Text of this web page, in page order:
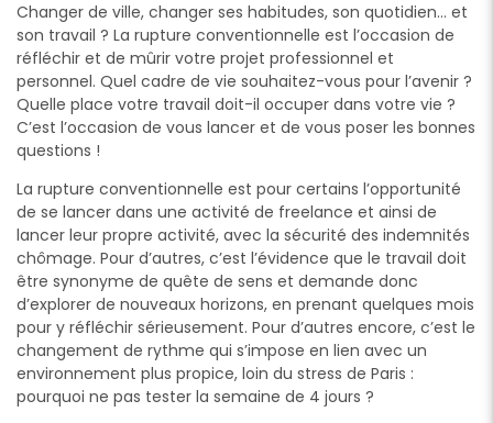
Changer de ville, changer ses habitudes, son quotidien… et
son travail ? La rupture conventionnelle est l’occasion de
réfléchir et de mûrir votre projet professionnel et
personnel. Quel cadre de vie souhaitez-vous pour l’avenir ?
Quelle place votre travail doit-il occuper dans votre vie ?
C’est l’occasion de vous lancer et de vous poser les bonnes
questions !
La rupture conventionnelle est pour certains l’opportunité
de se lancer dans une activité de freelance et ainsi de
lancer leur propre activité, avec la sécurité des indemnités
chômage. Pour d’autres, c’est l’évidence que le travail doit
être synonyme de quête de sens et demande donc
d’explorer de nouveaux horizons, en prenant quelques mois
pour y réfléchir sérieusement. Pour d’autres encore, c’est le
changement de rythme qui s’impose en lien avec un
environnement plus propice, loin du stress de Paris :
pourquoi ne pas tester la semaine de 4 jours ?